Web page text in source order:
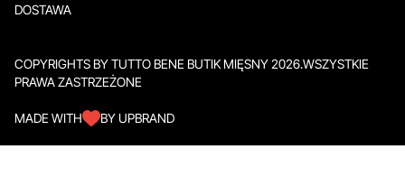
DOSTAWA
COPYRIGHTS BY TUTTO BENE BUTIK MIĘSNY 2026.WSZYSTKIE
PRAWA ZASTRZEŻONE
MADE WITH BY UPBRAND